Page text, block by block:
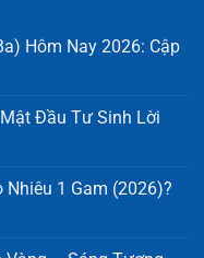
Hôm Nay 2026: Cập
Đầu Tư Sinh Lời
Nhiêu 1 Gam (2026)?